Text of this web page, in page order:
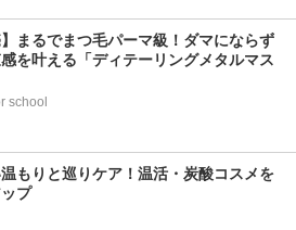
】まるでまつ毛パーマ級！ダマにならず
を叶える「ディテーリングメタルマス
school
もりと巡りケア！温活・炭酸コスメを
プ